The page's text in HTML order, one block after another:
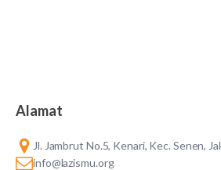
Alamat
Jl. Jambrut No.5, Kenari, Kec. Senen,
info@lazismu.org